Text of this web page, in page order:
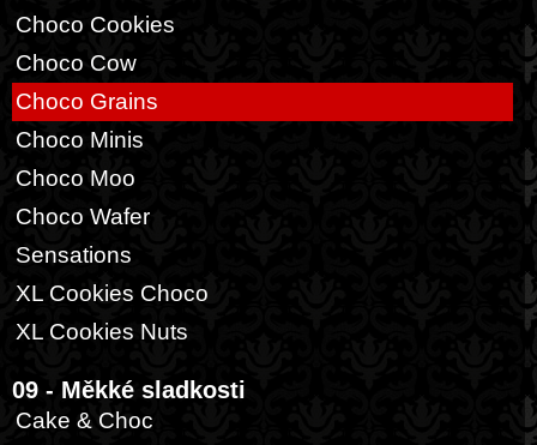
Choco Cookies
Choco Cow
Choco Grains
Choco Minis
Choco Moo
Choco Wafer
Sensations
XL Cookies Choco
XL Cookies Nuts
09 - Měkké sladkosti
Cake & Choc